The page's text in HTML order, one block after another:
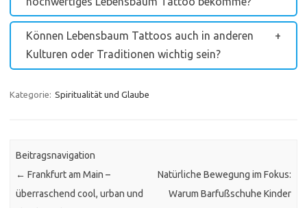
Können Lebensbaum Tattoos auch in anderen
Kulturen oder Traditionen wichtig sein?
Kategorie: Spiritualität und Glaube
Beitragsnavigation
← Frankfurt am Main –
überraschend cool, urban und
Natürliche Bewegung im Fokus:
Warum Barfußschuhe Kinder